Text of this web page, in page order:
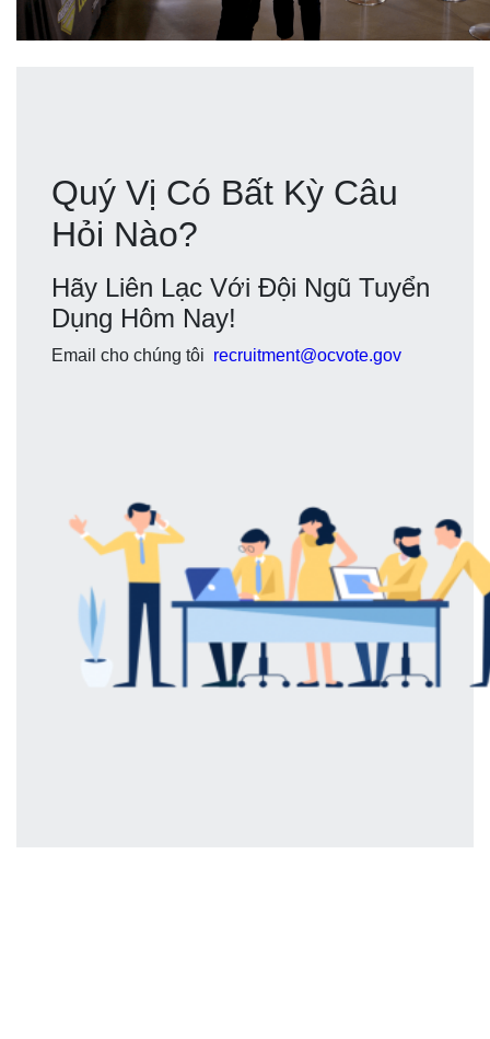
Quý Vị Có Bất Kỳ Câu
Hỏi Nào?
Hãy Liên Lạc Với Đội Ngũ Tuyển
Dụng Hôm Nay!
Email cho chúng tôi recruitment@ocvote.gov